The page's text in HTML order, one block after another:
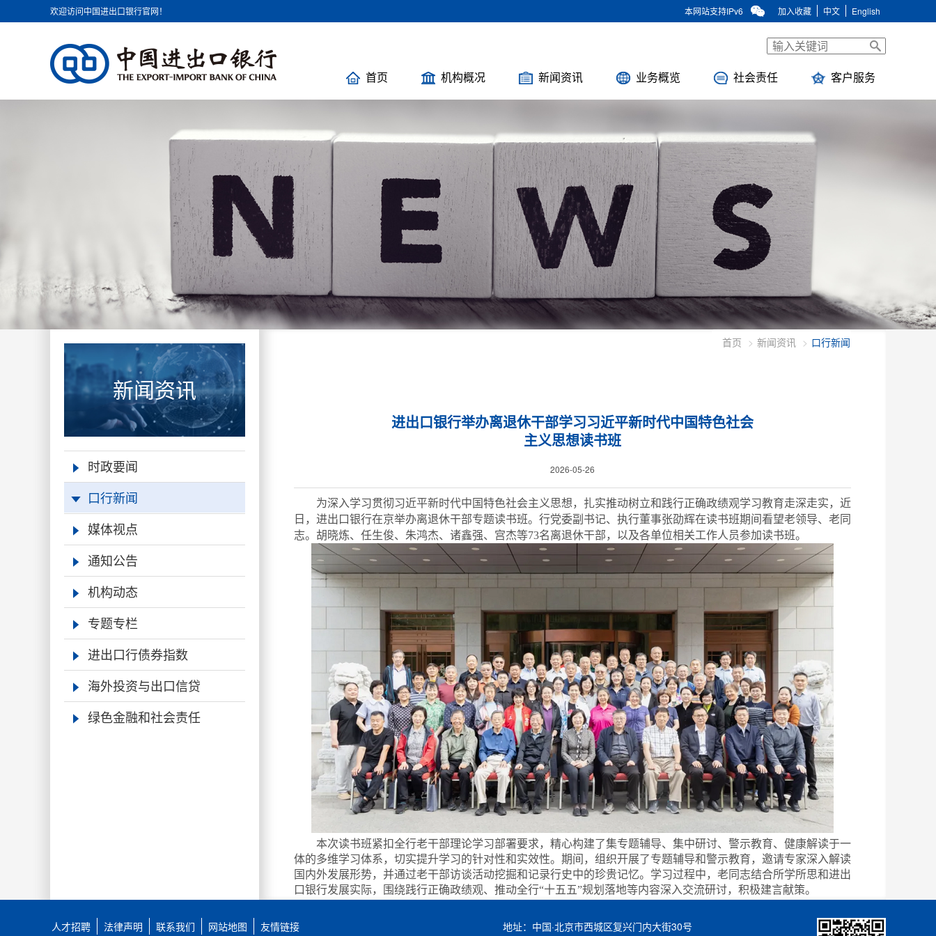
欢迎访问中国进出口银行官网！ 本网站支持IPv6 加入收藏 中文 English
首页 机构概况 新闻资讯 业务概览 社会责任 客户服务
新闻资讯
时政要闻
口行新闻
媒体视点
通知公告
机构动态
专题专栏
进出口行债券指数
海外投资与出口信贷
绿色金融和社会责任
首页 新闻资讯 口行新闻
进出口银行举办离退休干部学习习近平新时代中国特色社会
主义思想读书班
2026-05-26
为深入学习贯彻习近平新时代中国特色社会主义思想，扎实推动树立和践行正确政绩观学习教育走深走实，近
日，进出口银行在京举办离退休干部专题读书班。行党委副书记、执行董事张劭辉在读书班期间看望老领导、老同
志。胡晓炼、任生俊、朱鸿杰、诸鑫强、宫杰等73名离退休干部，以及各单位相关工作人员参加读书班。
本次读书班紧扣全行老干部理论学习部署要求，精心构建了集专题辅导、集中研讨、警示教育、健康解读于一
体的多维学习体系，切实提升学习的针对性和实效性。期间，组织开展了专题辅导和警示教育，邀请专家深入解读
国内外发展形势，并通过老干部访谈活动挖掘和记录行史中的珍贵记忆。学习过程中，老同志结合所学所思和进出
口银行发展实际，围绕践行正确政绩观、推动全行“十五五”规划落地等内容深入交流研讨，积极建言献策。
融高质量发展的行动指南。大家表示，将始终坚守对党忠诚的政治本色，坚持离岗不离党、退休不褪色、学习不掉
人才招聘 法律声明 联系我们 网站地图
友情链接
地址：中国·北京市西城区复兴门内大街30号